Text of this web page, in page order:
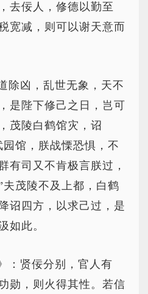
去佞人，修德以勤至
宽减，则可以谢天意而
除凶，乱世无象，天不
是陛下修己之日，岂可
茂陵白鹤馆灾，诏
馆，朕战慄恐惧，不
有司又不肯极言朕过，
夫茂陵不及上都，白鹤
诏四方，以求己过，是
如此。
：贤佞分别，官人有
勋，则火得其性。若信